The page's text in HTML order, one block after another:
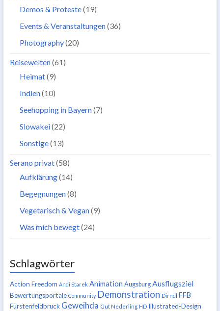
Demos & Proteste(19)
Events & Veranstaltungen(36)
Photography(20)
Reisewelten(61)
Heimat(9)
Indien(10)
Seehopping in Bayern(7)
Slowakei(22)
Sonstige(13)
Serano privat(58)
Aufklärung(14)
Begegnungen(8)
Vegetarisch & Vegan(9)
Was mich bewegt(24)
Schlagwörter
Action Freedom Andi Starek Animation Augsburg Ausflugsziel
Bewertungsportale Community Demonstration Dirndl FFB
Fürstenfeldbruck Geweihda Gut Nederling HD Illustrated-Design